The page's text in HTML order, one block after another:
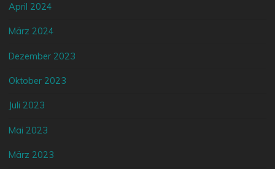
April 2024
März 2024
Dezember 2023
Oktober 2023
Juli 2023
Mai 2023
März 2023